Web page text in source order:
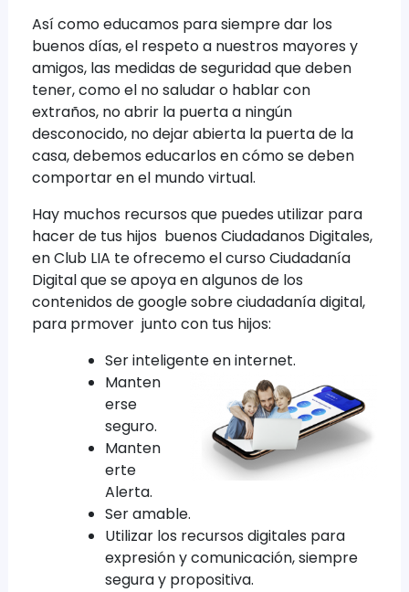
Así como educamos para siempre dar los
buenos días, el respeto a nuestros mayores y
amigos, las medidas de seguridad que deben
tener, como el no saludar o hablar con
extraños, no abrir la puerta a ningún
desconocido, no dejar abierta la puerta de la
casa, debemos educarlos en cómo se deben
comportar en el mundo virtual.
Hay muchos recursos que puedes utilizar para
hacer de tus hijos buenos Ciudadanos Digitales,
en Club LIA te ofrecemo el curso Ciudadanía
Digital que se apoya en algunos de los
contenidos de google sobre ciudadanía digital,
para prmover junto con tus hijos:
Ser inteligente en internet.
Manten
erse
seguro.
Manten
erte
Alerta.
Ser amable.
Utilizar los recursos digitales para
expresión y comunicación, siempre
segura y propositiva.